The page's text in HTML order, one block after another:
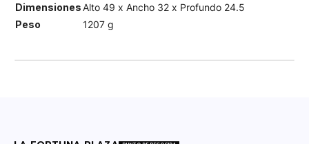
Dimensiones Alto 49 x Ancho 32 x Profundo 24.5
Peso
1207 g